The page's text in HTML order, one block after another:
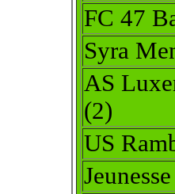
FC 47
Syra
AS
(2)
US